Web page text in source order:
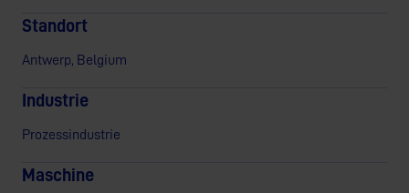
Standort
Antwerp, Belgium
Industrie
Prozessindustrie
Maschine